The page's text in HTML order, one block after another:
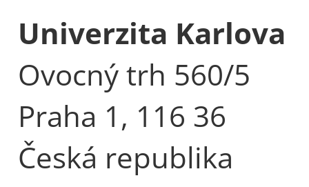
Univerzita Karlova
Ovocný trh 560/5
Praha 1, 116 36
Česká republika